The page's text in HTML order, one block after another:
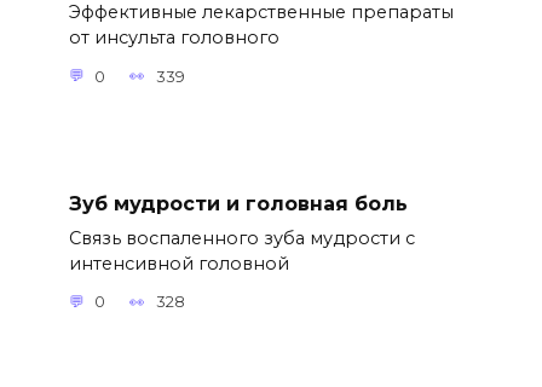
Эффективные лекарственные препараты
от инсульта головного
0 339
Зуб мудрости и головная боль
Связь воспаленного зуба мудрости с
интенсивной головной
0 328